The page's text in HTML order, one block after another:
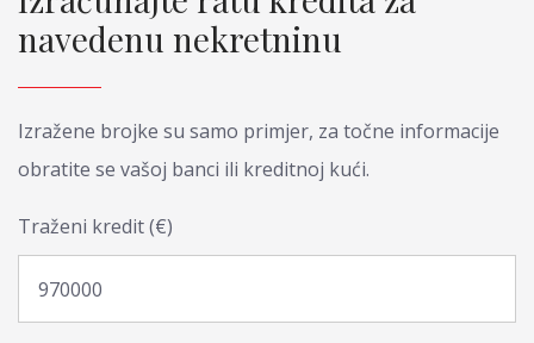
navedenu nekretninu
Izražene brojke su samo primjer, za točne informacije
obratite se vašoj banci ili kreditnoj kući.
Traženi kredit (€)